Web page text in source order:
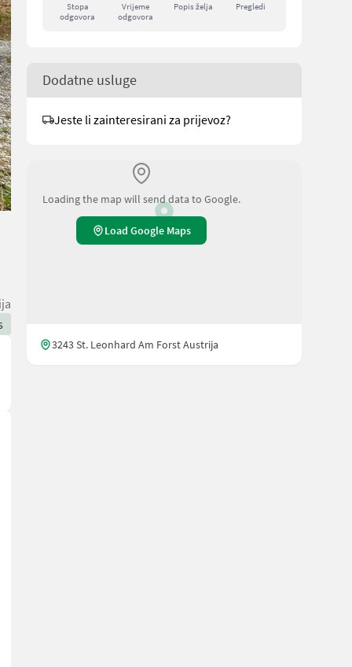
Stopa
odgovora
Vrijeme
odgovora
Popis želja Pregledi
Dodatne usluge
Jeste li zainteresirani za prijevoz?
Loading the map will send data to Google.
Load Google Maps
3243 St. Leonhard Am Forst Austrija